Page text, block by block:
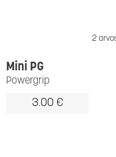
2
Powergrip
Mini PG
3.00 €